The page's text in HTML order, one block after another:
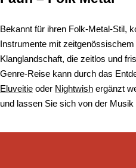
Bekannt für ihren Folk-Metal-Stil,
Instrumente mit
Klanglandschaft, die zeitlos und
Genre-Reise kann durch das
Eluveitie oder Nightwish ergänzt
und lassen Sie sich von der Musik